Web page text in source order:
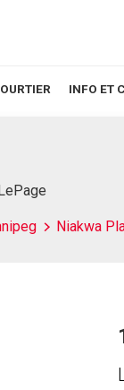
INFO ET
Niakwa